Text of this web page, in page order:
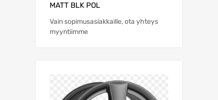
MATT BLK POL
Vain sopimusasiakkaille, ota yhteys
myyntiimme